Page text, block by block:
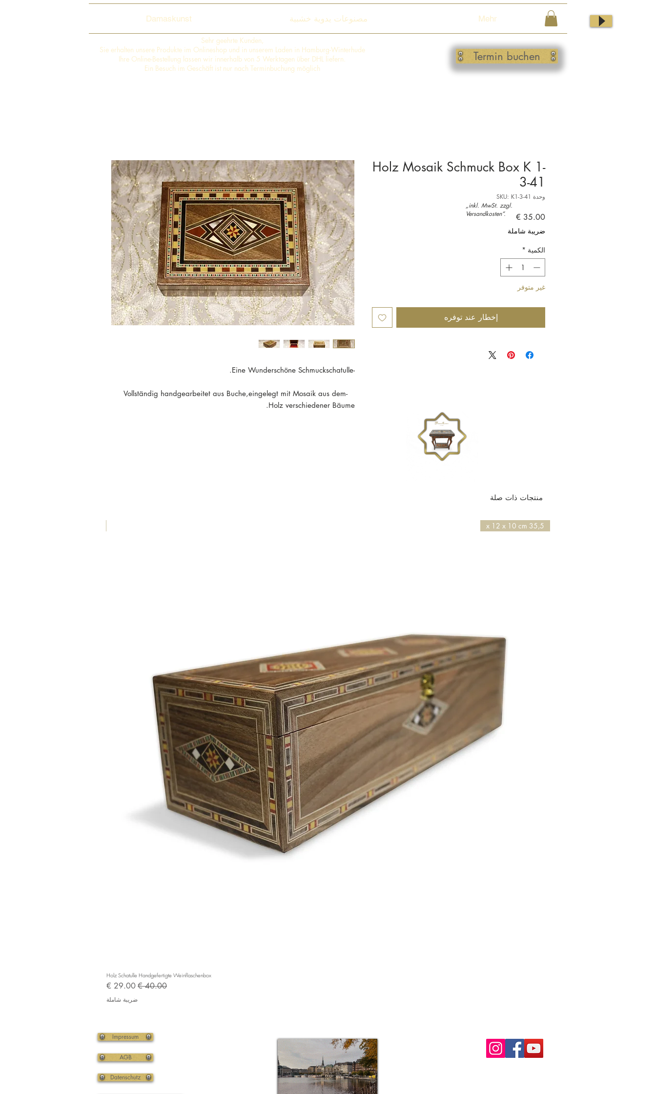
Damaskunst مصنوعات يدوية خشبية Mehr
Sehr geehrte Kunden,
Sie erhalten unsere Produkte im Onlineshop und in unserem Laden in Hamburg-Winterhude
Ihre Online-Bestellung lassen wir innerhalb von 5 Werktagen über DHL liefern.
Ein Besuch im Geschäft ist nur nach Terminbuchung möglich
Termin buchen
-Eine Wunderschöne Schmuckschatulle.
-Vollständig handgearbeitet aus Buche,eingelegt mit Mosaik aus dem
Holz verschiedener Bäume.
Holz Mosaik Schmuck Box K 1-
3-41
وحدة SKU: K1-3-41
السعر
ضريبة شاملة
الكمية *
غير متوفر
إخطار عند توفره
„inkl. MwSt. zzgl.
Versandkosten“.
منتجات ذات صلة
35,5 x 12 x 10 cm
Holz Schatulle Handgefertigte Weinflaschenbox
سعر عاديسعر البيع
ضريبة شاملة
Impressum
AGB
Datenschutz
Top